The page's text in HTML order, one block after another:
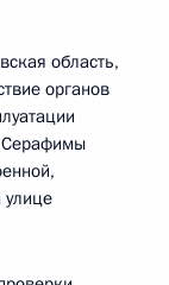
область,
органов
Серафимы